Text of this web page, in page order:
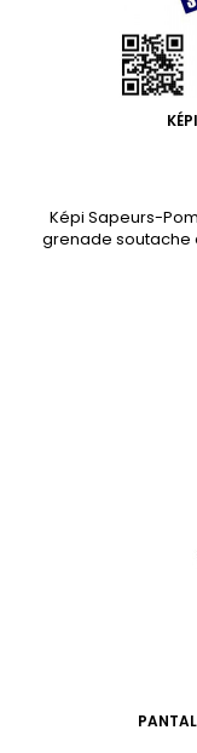
Képi Sapeurs-
grenade soutache